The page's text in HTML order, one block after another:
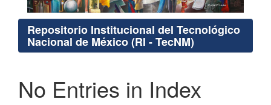
Repositorio Institucional del Tecnológico
Nacional de México (RI - TecNM)
No Entries in Index